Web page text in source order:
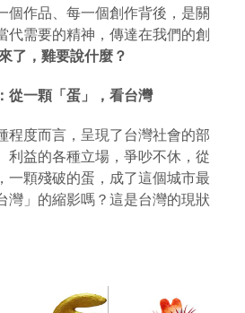
個作品、每一個創作背後，是關
代需要的精神，傳達在我們的創
了，雞要說什麼？
從一顆「蛋」，看台灣
程度而言，呈現了台灣社會的部
利益的各種立場，爭吵不休，從
一顆殘破的蛋，成了這個城市最
灣」的縮影嗎？這是台灣的現狀